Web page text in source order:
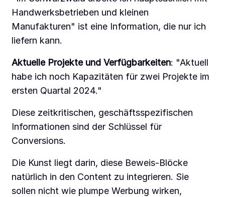
Handwerksbetrieben und kleinen
Manufakturen" ist eine Information, die nur ich
liefern kann.
Aktuelle Projekte und Verfügbarkeiten: "Aktuell
habe ich noch Kapazitäten für zwei Projekte im
ersten Quartal 2024."
Diese zeitkritischen, geschäftsspezifischen
Informationen sind der Schlüssel für
Conversions.
Die Kunst liegt darin, diese Beweis-Blöcke
natürlich in den Content zu integrieren. Sie
sollen nicht wie plumpe Werbung wirken,